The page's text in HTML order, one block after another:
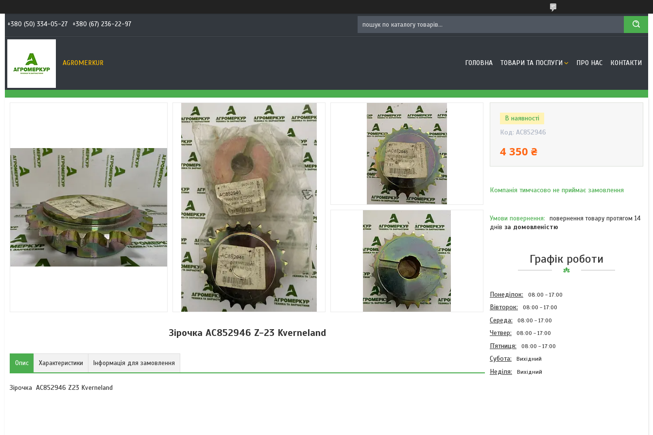
+380 (50) 334-05-27 +380 (67) 236-22-97
AGROMERKUR ГОЛОВНА ТОВАРИ ТА ПОСЛУГИ ПРО НАС КОНТАКТИ
Зірочка AC852946 Z-23 Kverneland
Опис Характеристики Інформація для замовлення
Зірочка AC852946 Z23 Kverneland
В наявності
Код: AC852946
4 350 ₴
Компанія тимчасово не приймає замовлення
повернення товару протягом 14
днів за домовленістю
Графік роботи
Понеділок 08:00 17:00
Вівторок 08:00 17:00
Середа 08:00 17:00
Четвер 08:00 17:00
Пʼятниця 08:00 17:00
Субота Вихідний
Неділя Вихідний